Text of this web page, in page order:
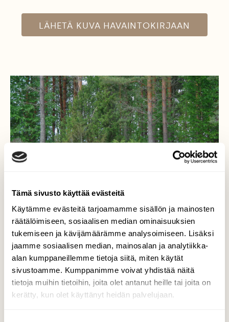
Tämä sivusto käyttää evästeitä
Käytämme evästeitä tarjoamamme sisällön ja mainosten
räätälöimiseen, sosiaalisen median ominaisuuksien
tukemiseen ja kävijämäärämme analysoimiseen. Lisäksi
jaamme sosiaalisen median, mainosalan ja analytiikka-
alan kumppaneillemme tietoja siitä, miten käytät
sivustoamme. Kumppanimme voivat yhdistää näitä
tietoja muihin tietoihin, joita olet antanut heille tai joita on
kerätty, kun olet käyttänyt heidän palvelujaan.
LÄHETÄ KUVA HAVAINTOKIRJAAN
Kuovi